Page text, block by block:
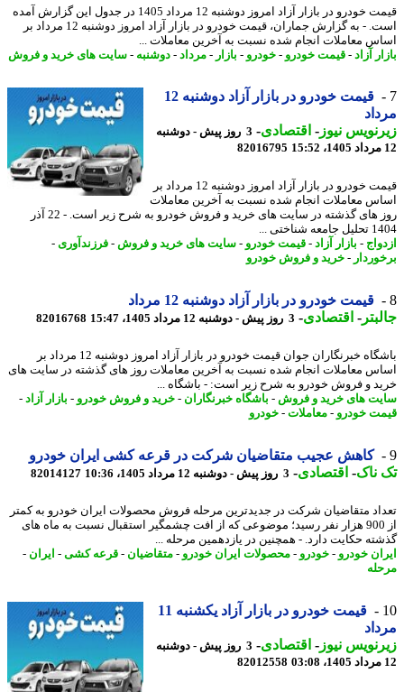
قیمت خودرو در بازار آزاد امروز دوشنبه 12 مرداد 1405 در جدول این گزارش آمده
است. - به گزارش جماران، قیمت خودرو در بازار آزاد امروز دوشنبه 12 مرداد بر
معاملات انجام شده نسبت به آخرین معاملات ...
آزاد
- قیمت خودرو-خودرو-بازار - مرداد-دوشنبه-سایت های خرید و فروش
قیمت خودرو در بازار آزاد دوشنبه 12
نیوز-اقتصادی- 3 روز پیش - دوشنبه
82016795
قیمت خودرو در بازار آزاد امروز دوشنبه 12 مرداد بر
معاملات انجام شده نسبت به آخرین معاملات
روز های گذشته در سایت های خرید و فروش خودرو به شرح زیر است. - 22 آذر
شناختی ...
-بازار آزاد - قیمت خودرو-سایت های خرید و فروش -فرزندآوری -
-خرید و فروش خودرو
قیمت خودرو در بازار آزاد دوشنبه 12 مرداد
-اقتصادی-3 روز پیش - دوشنبه 12 مرداد 1405، 15:47 82016768
باشگاه خبرنگاران جوان قیمت خودرو در بازار آزاد امروز دوشنبه 12 مرداد بر
معاملات انجام شده نسبت به آخرین معاملات روز های گذشته در سایت های
و فروش خودرو به شرح زیر است: - باشگاه ...
های خرید و فروش -باشگاه خبرنگاران- خرید و فروش خودرو-بازار آزاد
خودرو-معاملات-خودرو
کاهش عجیب متقاضیان شرکت در قرعه کشی ایران خودرو
-اقتصادی-3 روز پیش - دوشنبه 12 مرداد 1405، 10:36 82014127
متقاضیان شرکت در جدیدترین مرحله فروش محصولات ایران خودرو به کمتر
از 900 هزار نفر رسید؛ موضوعی که از افت چشمگیر استقبال نسبت به ماه های
حکایت دارد. - همچنین در یازدهمین مرحله ...
خودرو-خودرو-محصولات ایران خودرو-متقاضیان-قرعه کشی-ایران -
قیمت خودرو در بازار آزاد یکشنبه 11
نیوز-اقتصادی- 3 روز پیش - دوشنبه
82012558